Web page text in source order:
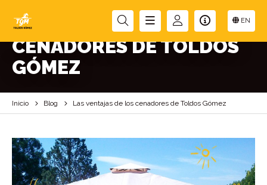
EN
LAS VENTAJAS DE LOS
CENADORES DE TOLDOS
GÓMEZ
Inicio Blog Las ventajas de los cenadores de Toldos Gómez